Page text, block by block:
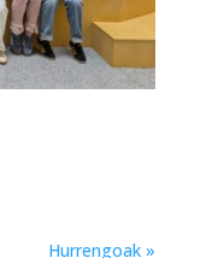
Hurrengoak »